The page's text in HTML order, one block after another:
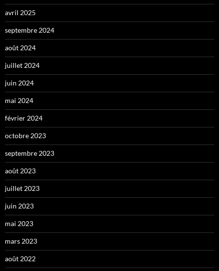
avril 2025
septembre 2024
août 2024
juillet 2024
juin 2024
mai 2024
février 2024
octobre 2023
septembre 2023
août 2023
juillet 2023
juin 2023
mai 2023
mars 2023
août 2022